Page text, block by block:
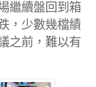
繼續盤回到箱
，少數幾檔績
之前，難以有